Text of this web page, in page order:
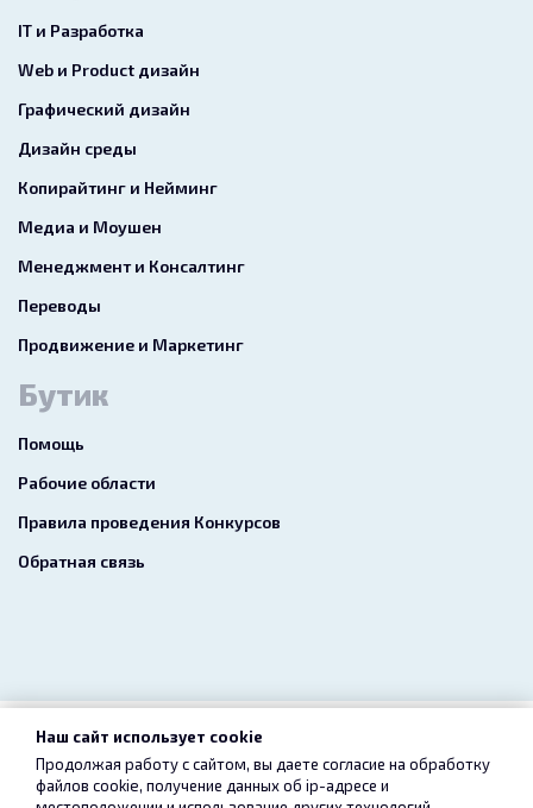
IT и Разработка
Web и Product дизайн
Графический дизайн
Дизайн среды
Копирайтинг и Нейминг
Медиа и Моушен
Менеджмент и Консалтинг
Переводы
Продвижение и Маркетинг
Бутик
Помощь
Рабочие области
Правила проведения Конкурсов
Обратная связь
2026 freelance.boutique
Пользовательское соглашение Конфиденциальность
Наш сайт использует cookie
Продолжая работу с сайтом, вы даете согласие на обработку
файлов cookie, получение данных об ip-адресе и